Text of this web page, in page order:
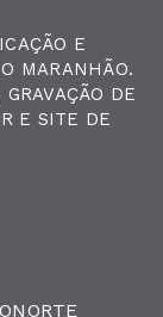
E
MARANHÃO.
DE
E SITE DE